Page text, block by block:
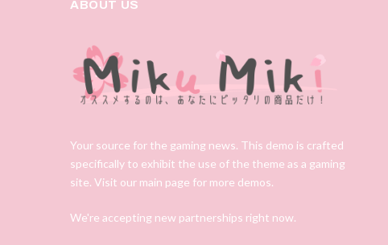
ABOUT US
Your source for the gaming news. This demo is crafted
specifically to exhibit the use of the theme as a gaming
site. Visit our main page for more demos.
We're accepting new partnerships right now.